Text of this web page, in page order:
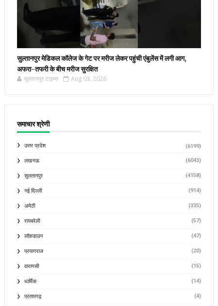
सुल्तानपुर मेडिकल कॉलेज के गेट पर मरीज लेकर पहुंची एंबुलेंस में लगी आग,
अफरा-तफरी के बीच मरीज सुरक्षित
सुल्तानपुर टाइम्स Aug 03, 2026
समाचार श्रेणी
उत्तर प्रदेश (6199)
लखनऊ (6043)
सुलतानपुर (4158)
नई दिल्ली (914)
अमेठी (335)
रायबरेली (57)
लॉकडाउन (47)
प्रयागराज (20)
वाराणसी (15)
धार्मिक (14)
प्रतापगढ़ (4)